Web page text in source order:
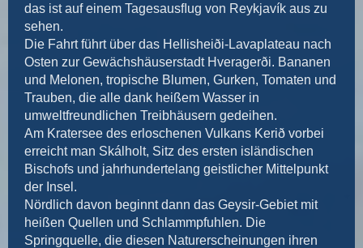
das ist auf einem Tagesausﬂug von Reykjavík aus zu
sehen.
Die Fahrt führt über das Hellisheiði-Lavaplateau nach
Osten zur Gewächshäuserstadt Hveragerði. Bananen
und Melonen, tropische Blumen, Gurken, Tomaten und
Trauben, die alle dank heißem Wasser in
umweltfreundlichen Treibhäusern gedeihen.
Am Kratersee des erloschenen Vulkans Kerið vorbei
erreicht man Skálholt, Sitz des ersten isländischen
Bischofs und jahrhundertelang geistlicher Mittelpunkt
der Insel.
Nördlich davon beginnt dann das Geysir-Gebiet mit
heißen Quellen und Schlammpfuhlen. Die
Springquelle, die diesen Naturerscheinungen ihren